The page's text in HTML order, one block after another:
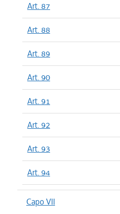
Art. 87
Art. 88
Art. 89
Art. 90
Art. 91
Art. 92
Art. 93
Art. 94
Capo VII